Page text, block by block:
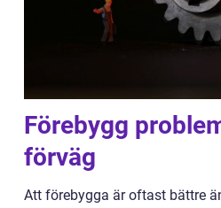
Förebygg
förväg
Att förebygga är oftast bättre